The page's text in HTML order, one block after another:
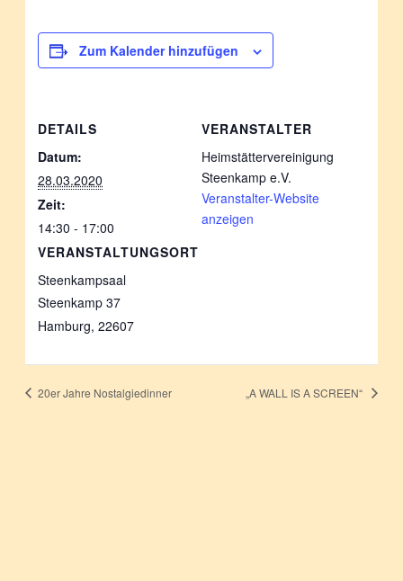
Zum Kalender hinzufügen
DETAILS
Datum:
28.03.2020
Zeit:
14:30 - 17:00
VERANSTALTUNGSORT
Steenkampsaal
Steenkamp 37
Hamburg, 22607
VERANSTALTER
Heimstättervereinigung
Steenkamp e.V.
Veranstalter-Website
anzeigen
20er Jahre Nostalgiedinner „A WALL IS A SCREEN“